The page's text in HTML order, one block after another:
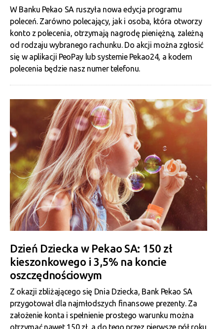
W Banku Pekao SA ruszyła nowa edycja programu
poleceń. Zarówno polecający, jak i osoba, która otworzy
konto z polecenia, otrzymają nagrodę pieniężną, zależną
od rodzaju wybranego rachunku. Do akcji można zgłosić
się w aplikacji PeoPay lub systemie Pekao24, a kodem
polecenia będzie nasz numer telefonu.
Dzień Dziecka w Pekao SA: 150 zł
kieszonkowego i 3,5% na koncie
oszczędnościowym
Z okazji zbliżającego się Dnia Dziecka, Bank Pekao SA
przygotował dla najmłodszych finansowe prezenty. Za
założenie konta i spełnienie prostego warunku można
otrzymać nawet 150 zł, a do tego przez pierwsze pół roku